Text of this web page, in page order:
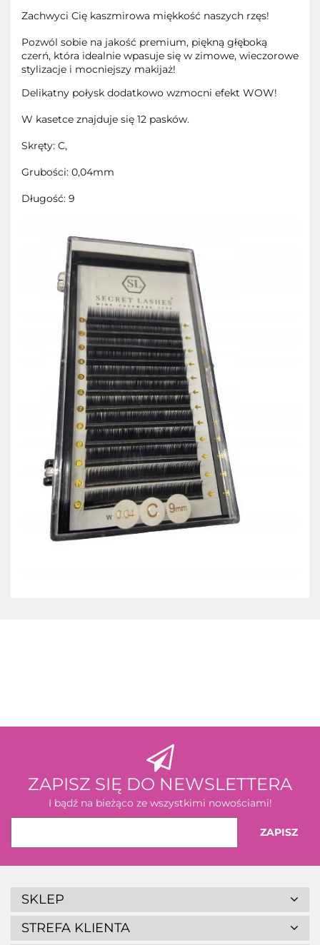
Zachwyci Cię kaszmirowa miękkość naszych rzęs!
Pozwól sobie na jakość premium, piękną głęboką
czerń, która idealnie wpasuje się w zimowe, wieczorowe
stylizacje i mocniejszy makijaż!
Delikatny połysk dodatkowo wzmocni efekt WOW!
W kasetce znajduje się 12 pasków.
Skręty: C,
Grubości: 0,04mm
Długość: 9
ZAPISZ SIĘ DO NEWSLETTERA
I bądź na bieżąco ze wszystkimi nowościami!
SKLEP
STREFA KLIENTA